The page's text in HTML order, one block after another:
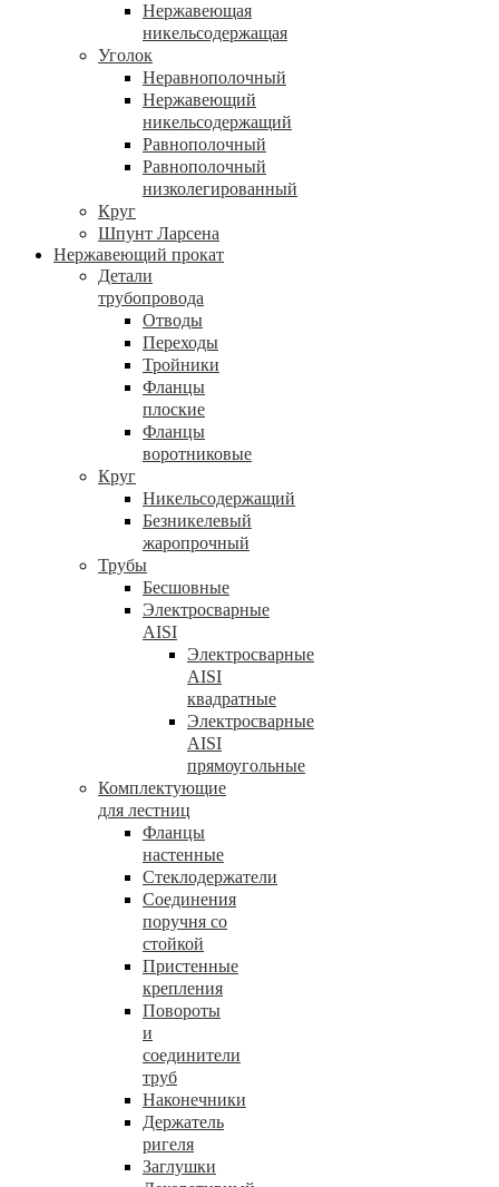
Нержавеющая
никельсодержащая
Уголок
Неравнополочный
Нержавеющий
никельсодержащий
Равнополочный
Равнополочный
низколегированный
Круг
Шпунт Ларсена
Нержавеющий прокат
Детали
трубопровода
Отводы
Переходы
Тройники
Фланцы
плоские
Фланцы
воротниковые
Круг
Никельсодержащий
Безникелевый
жаропрочный
Трубы
Бесшовные
Электросварные
AISI
Электросварные
AISI
квадратные
Электросварные
AISI
прямоугольные
Комплектующие
для лестниц
Фланцы
настенные
Стеклодержатели
Соединения
поручня со
стойкой
Пристенные
крепления
Повороты
и
соединители
труб
Наконечники
Держатель
ригеля
Заглушки